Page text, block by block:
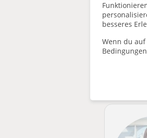
besseres
Wenn du